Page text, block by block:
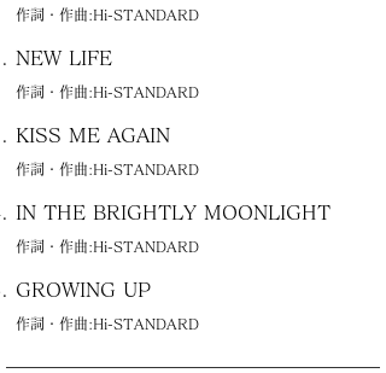
作詞・作曲:Hi-STANDARD
NEW LIFE
作詞・作曲:Hi-STANDARD
KISS ME AGAIN
作詞・作曲:Hi-STANDARD
IN THE BRIGHTLY MOONLIGHT
作詞・作曲:Hi-STANDARD
GROWING UP
作詞・作曲:Hi-STANDARD